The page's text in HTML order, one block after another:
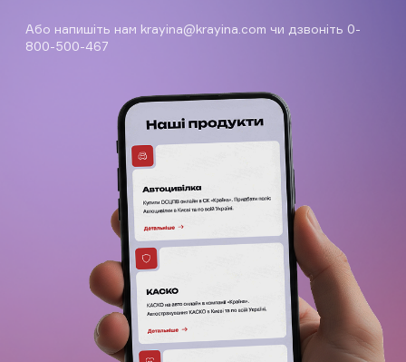
Або напишіть нам krayina@krayina.com чи дзвоніть 0-
800-500-467